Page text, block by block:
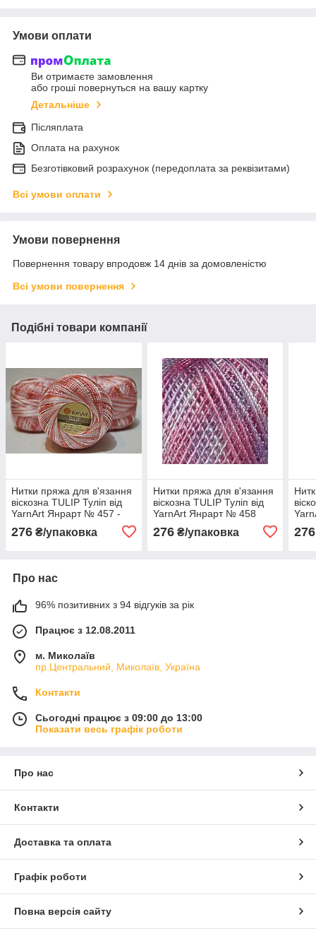
Умови оплати
Ви отримаєте замовлення
або гроші повернуться на вашу картку
Детальніше
Післяплата
Оплата на рахунок
Безготівковий розрахунок (передоплата за реквізитами)
Всі умови оплати
Умови повернення
Повернення товару впродовж 14 днів за домовленістю
Всі умови повернення
Подібні товари компанії
Нитки пряжа для в'язання
віскозна TULIP Туліп від
YarnArt Янрарт № 457 -
276 ₴/упаковка
Нитки пряжа для в'язання
віскозна TULIP Туліп від
YarnArt Янрарт № 458
276₴/упаковка 276
Про нас
96% позитивних з 94 відгуків за рік
Працює з 12.08.2011
м. Миколаїв
пр.Центральний, Миколаїв, Україна
Контакти
Сьогодні працює з 09:00 до 13:00
Показати весь графік роботи
Про нас
Контакти
Доставка та оплата
Графік роботи
Повна версія сайту